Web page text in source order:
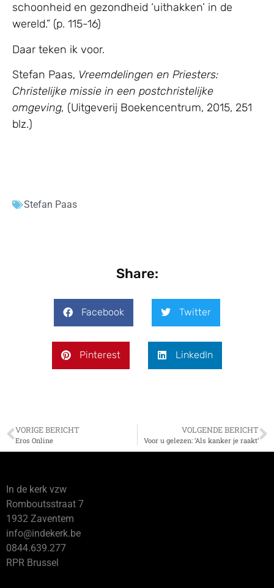
schoonheid en gezondheid ‘uithakken’ in de
wereld.” (p. 115-16)
Daar teken ik voor.
Stefan Paas, Vreemdelingen en Priesters:
Christelijke missie in een postchristelijke
omgeving, (Uitgeverij Boekencentrum, 2015, 251
blz.)
Stefan Paas
Share:
Facebook Twitter
Pinterest LinkedIn
VORIGE BERICHT
Eros Online
VOLGENDE BERICHT
Voor u gelezen: ‘Als kanker je raakt’
In de kerk vzw
Romboutsstraat 7
1932 Zaventem
info@indekerk.be
0844.639.277
RPR Brussel